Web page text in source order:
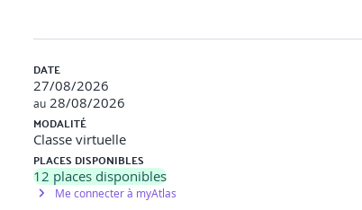
DATE
27/08/2026
au 28/08/2026
MODALITÉ
Classe virtuelle
PLACES DISPONIBLES
12 places disponibles
Me connecter à myAtlas